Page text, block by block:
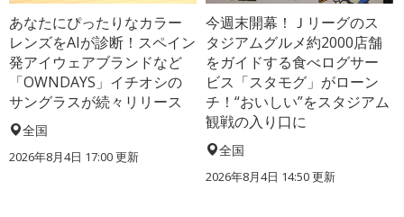
あなたにぴったりなカラー
レンズをAIが診断！スペイン
発アイウェアブランドなど
「OWNDAYS」イチオシの
サングラスが続々リリース
全国
2026年8月4日 17:00更新
今週末開幕！Ｊリーグのス
タジアムグルメ約2000店舗
をガイドする食べログサー
ビス「スタモグ」がローン
チ！“おいしい”をスタジアム
観戦の入り口に
全国
2026年8月4日 14:50更新